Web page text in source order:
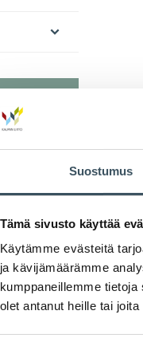
Suostumus
Tämä sivusto käyttää
Käytämme evästeitä
ja kävijämäärämme
kumppaneillemme
olet antanut heille tai